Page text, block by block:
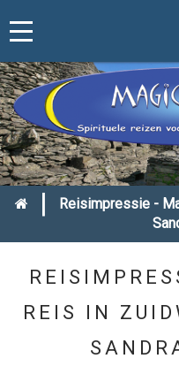
|
Reisimpressie -
REIS IN